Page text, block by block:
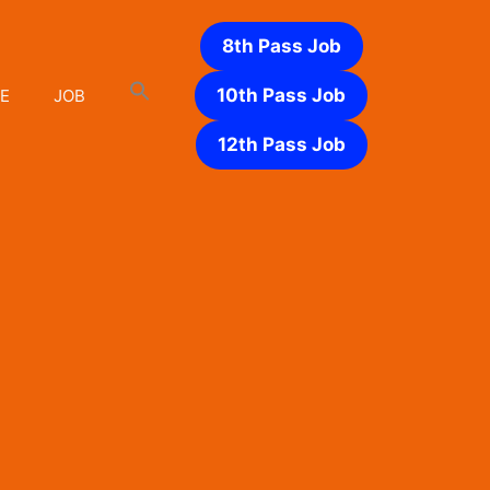
JOB
8th Pass Job
10th Pass Job
12th Pass Job